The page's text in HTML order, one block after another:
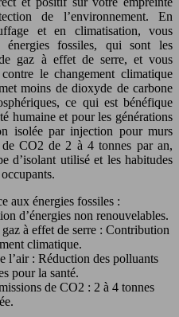
de l’environnement. En
et en climatisation, vous
énergies fossiles, qui sont les
de gaz à effet de serre, et vous
le changement climatique
moins de dioxyde de carbone
ce qui est bénéfique
humaine et pour les générations
isolée par injection pour murs
CO2 de 2 à 4 tonnes par an,
d’isolant utilisé et les habitudes
aux énergies fossiles :
d’énergies non renouvelables.
à effet de serre : Contribution
climatique.
l’air : Réduction des polluants
pour la santé.
de CO2 : 2 à 4 tonnes